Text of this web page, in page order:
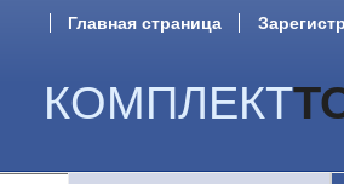
Главная страница
КОМПЛЕКТ